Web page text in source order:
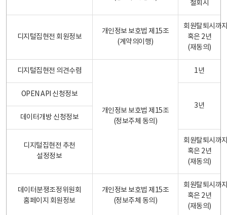
철회시
디지털집현전 회원정보
개인정보 보호법 제15조
(계약의이행)
회원탈퇴시까
혹은 2년
(재동의)
디지털집현전 의견수렴
개인정보 보호법 제15조
(정보주체 동의)
1년
OPEN API 신청정보
3년
데이터개방 신청정보
디지털집현전 추천
설정정보
회원탈퇴시까
혹은 2년
(재동의)
데이터분쟁조정위원회
홈페이지 회원정보
개인정보 보호법 제15조
(정보주체 동의)
회원탈퇴시까
혹은 2년
(재동의)